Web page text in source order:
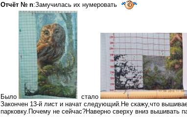
Отчёт № n:Замучилась их нумеровать
Было
стало
Закончен 13-й лист и начат следующий.Не скажу,что
парковку.Почему не сейчас?Наверно сверху вниз вышивать